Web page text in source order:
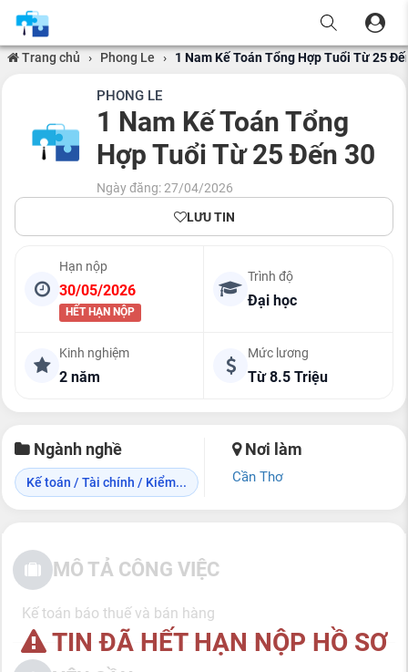
Trang chủ › Phong Le › 1 Nam Kế Toán Tổng Hợp Tuổi Từ 25
PHONG LE
1 Nam Kế Toán Tổng
Hợp Tuổi Từ 25 Đến 30
Ngày đăng: 27/04/2026
LƯU TIN
Hạn nộp
30/05/2026
HẾT HẠN NỘP
Trình độ
Đại học
Kinh nghiệm
2 năm
Mức lương
Từ 8.5 Triệu
Ngành nghề
Kế toán / Tài chính / Kiểm...
Nơi làm
Cần Thơ
TIN ĐÃ HẾT HẠN NỘP HỒ SƠ
MÔ TẢ CÔNG VIỆC
Kế toán báo thuế và bán hàng